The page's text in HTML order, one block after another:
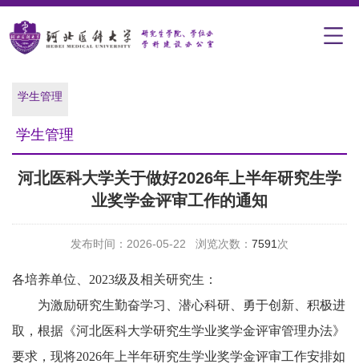
学生管理
学生管理
河北医科大学关于做好2026年上半年研究生学
业奖学金评审工作的通知
发布时间：2026-05-22 浏览次数： 7591 次
各培养单位、2023级及相关研究生：
为激励研究生勤奋学习、潜心科研、勇于创新、积极进
取，根据《河北医科大学研究生学业奖学金评审管理办法》
要求，现将2026年上半年研究生学业奖学金评审工作安排如